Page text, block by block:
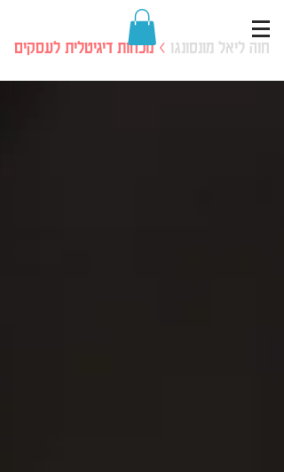
חוה ליאל מונסונגו > נוכחות דיגיטלית לעסקים